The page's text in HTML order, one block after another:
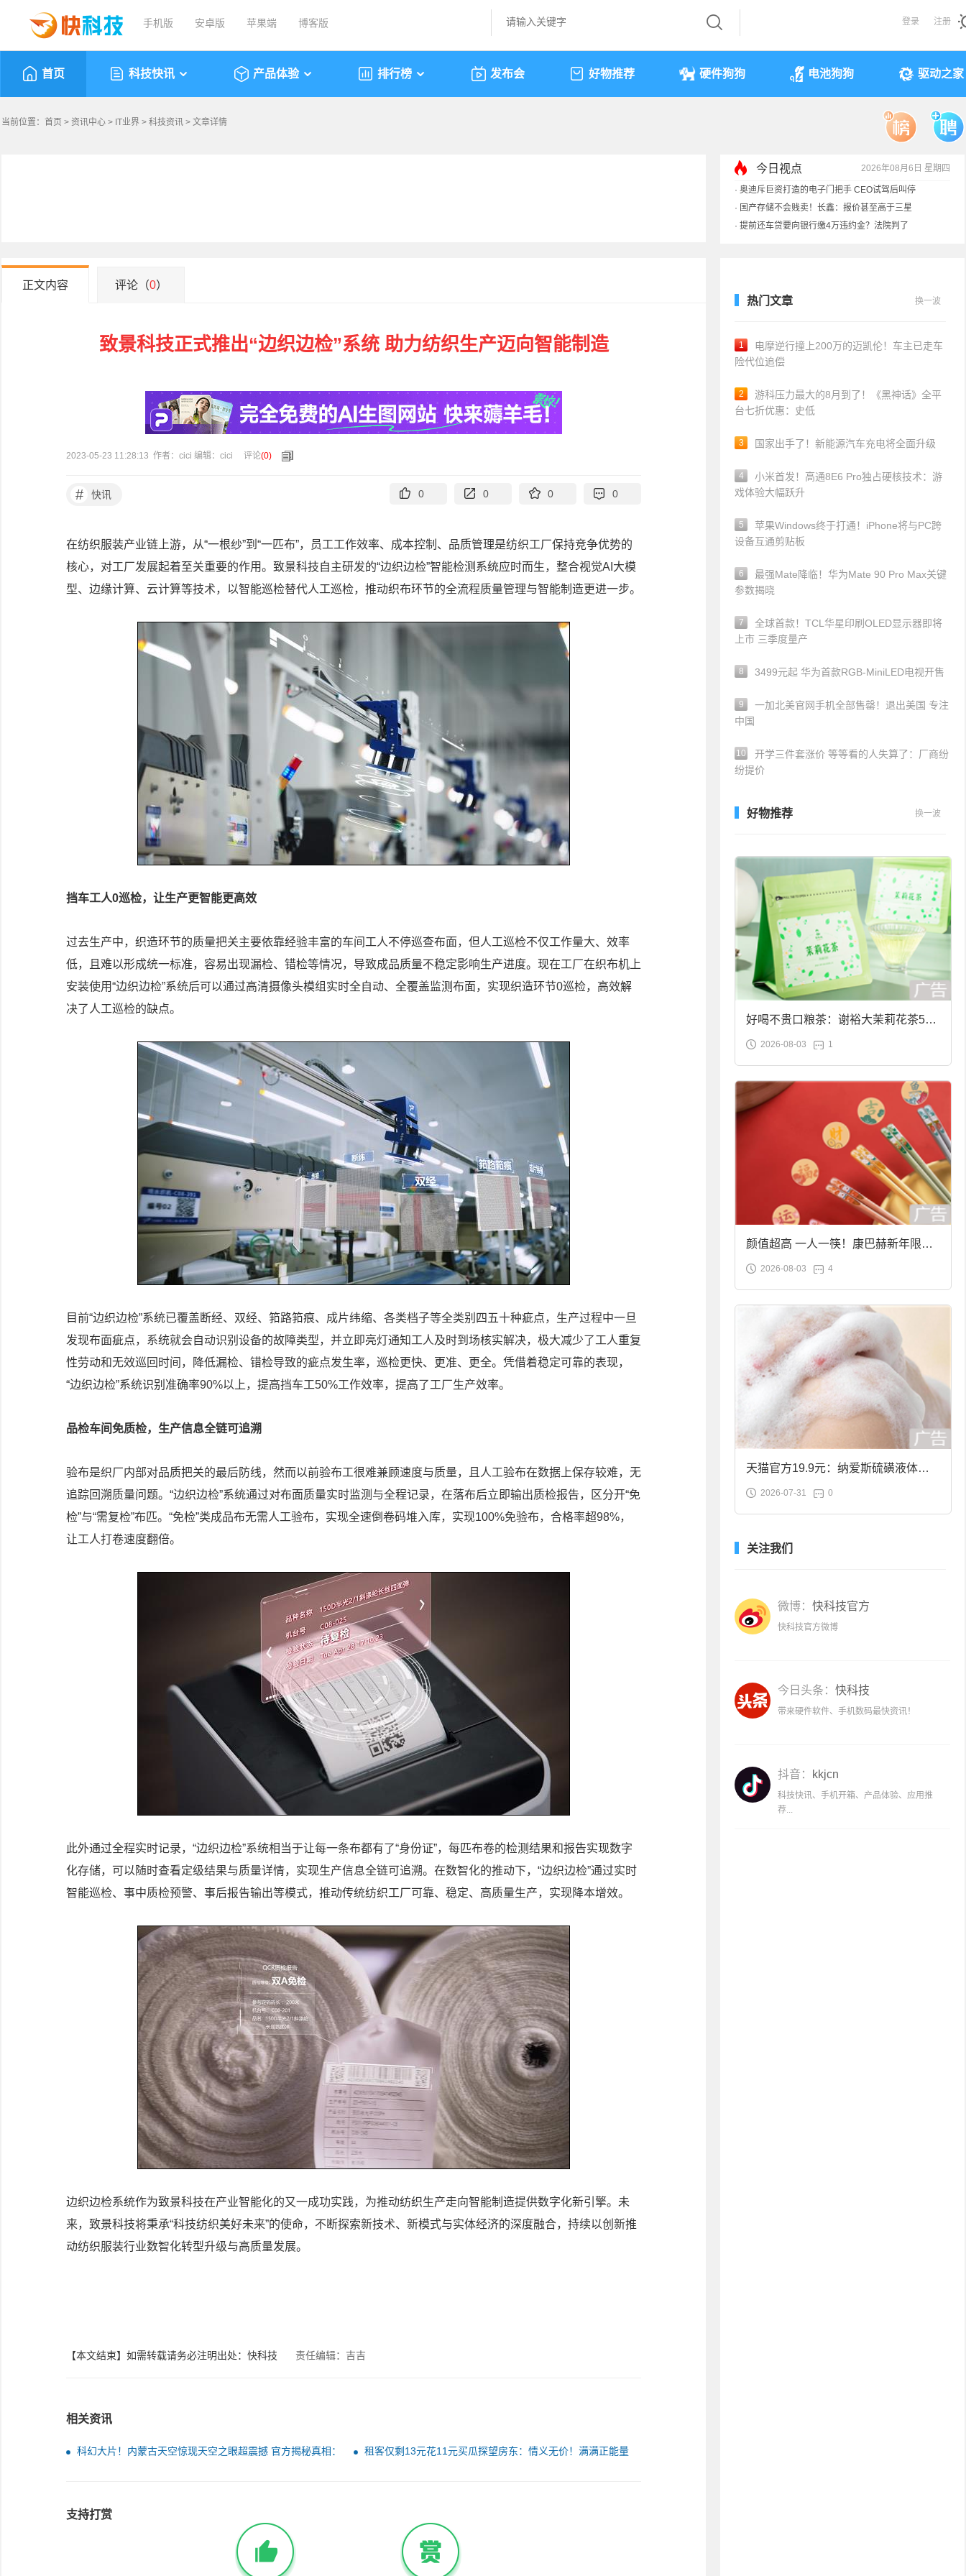
手机版 安卓版 苹果端 博客版 登录 注册
首页 科技快讯 产品体验 排行榜 发布会 好物推荐 硬件狗狗 电池狗狗 驱动之家
当前位置： 首页 > 资讯中心 > IT业界 > 科技资讯 > 文章详情
今日视点 2026年08月6日 星期四
· 奥迪斥巨资打造的电子门把手 CEO试驾后叫停
· 国产存储不会贱卖！长鑫：报价甚至高于三星
· 提前还车贷要向银行缴4万违约金？法院判了
正文内容 评论（0）
致景科技正式推出“边织边检”系统 助力纺织生产迈向智能制造
2023-05-23 11:28:13 作者：cici 编辑：cici 评论(0)
# 快讯 0 0 0 0
在纺织服装产业链上游，从“一根纱”到“一匹布”，员工工作效率、成本控制、品质管理是纺织工厂保持竞争优势的
核心，对工厂发展起着至关重要的作用。致景科技自主研发的“边织边检”智能检测系统应时而生，整合视觉AI大模
型、边缘计算、云计算等技术，以智能巡检替代人工巡检，推动织布环节的全流程质量管理与智能制造更进一步。
挡车工人0巡检，让生产更智能更高效
过去生产中，织造环节的质量把关主要依靠经验丰富的车间工人不停巡查布面，但人工巡检不仅工作量大、效率
低，且难以形成统一标准，容易出现漏检、错检等情况，导致成品质量不稳定影响生产进度。现在工厂在织布机上
安装使用“边织边检”系统后可以通过高清摄像头模组实时全自动、全覆盖监测布面，实现织造环节0巡检，高效解
决了人工巡检的缺点。
目前“边织边检”系统已覆盖断经、双经、筘路筘痕、成片纬缩、各类档子等全类别四五十种疵点，生产过程中一旦
发现布面疵点，系统就会自动识别设备的故障类型，并立即亮灯通知工人及时到场核实解决，极大减少了工人重复
性劳动和无效巡回时间，降低漏检、错检导致的疵点发生率，巡检更快、更准、更全。凭借着稳定可靠的表现，
“边织边检”系统识别准确率90%以上，提高挡车工50%工作效率，提高了工厂生产效率。
品检车间免质检， 生产信息全链可追溯
验布是织厂内部对品质把关的最后防线，然而以前验布工很难兼顾速度与质量，且人工验布在数据上保存较难，无
追踪回溯质量问题。“边织边检”系统通过对布面质量实时监测与全程记录，在落布后立即输出质检报告，区分开“免
检”与“需复检”布匹。“免检”类成品布无需人工验布，实现全速倒卷码堆入库，实现100%免验布，合格率超98%，
让工人打卷速度翻倍。
此外通过全程实时记录，“边织边检”系统相当于让每一条布都有了“身份证”，每匹布卷的检测结果和报告实现数字
化存储，可以随时查看定级结果与质量详情，实现生产信息全链可追溯。在数智化的推动下，“边织边检”通过实时
智能巡检、事中质检预警、事后报告输出等模式，推动传统纺织工厂可靠、稳定、高质量生产，实现降本增效。
边织边检系统作为致景科技在产业智能化的又一成功实践，为推动纺织生产走向智能制造提供数字化新引擎。未
来，致景科技将秉承“科技纺织美好未来”的使命，不断探索新技术、新模式与实体经济的深度融合，持续以创新推
动纺织服装行业数智化转型升级与高质量发展。
【本文结束】如需转载请务必注明出处：快科技 责任编辑：吉吉
相关资讯
科幻大片！内蒙古天空惊现天空之眼超震撼 官方揭秘真相：
租客仅剩13元花11元买瓜探望房东：情义无价！满满正能量
支持打赏
热门文章 换一波
1
电摩逆行撞上200万的迈凯伦！车主已走车
险代位追偿
2
游科压力最大的8月到了！《黑神话》全平
台七折优惠：史低
3 国家出手了！新能源汽车充电将全面升级
4
小米首发！高通8E6 Pro独占硬核技术：游
戏体验大幅跃升
5
苹果Windows终于打通！iPhone将与PC跨
设备互通剪贴板
6
最强Mate降临！华为Mate 90 Pro Max关键
参数揭晓
7
全球首款！TCL华星印刷OLED显示器即将
上市 三季度量产
8 3499元起 华为首款RGB-MiniLED电视开售
9
一加北美官网手机全部售罄！退出美国 专注
中国
10
开学三件套涨价 等等看的人失算了：厂商纷
纷提价
好物推荐 换一波
好喝不贵口粮茶：谢裕大茉莉花茶50g
袋装9.9元到手
2026-08-03 1
颜值超高 一人一筷！康巴赫新年限定
合金筷子大促：19.9元
2026-08-03 4
天猫官方19.9元：纳爱斯硫磺液体香
皂2斤大促
2026-07-31 0
关注我们
微博： 快科技官方
快科技官方微博
今日头条： 快科技
带来硬件软件、手机数码最快资讯！
抖音： kkjcn
科技快讯、手机开箱、产品体验、应用推
荐...